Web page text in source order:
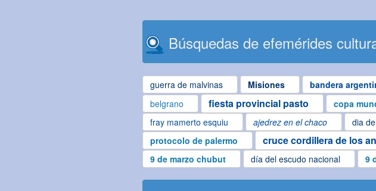
Búsquedas de efemérides
guerra de malvinas Misiones bandera
belgrano
fiesta provincial pasto copa
fray mamerto esquiu ajedrez en el chaco dia
protocolo de palermo
cruce cordillera de los
9 de marzo chubut día del escudo nacional 9